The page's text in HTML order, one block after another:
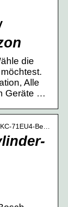
die
Alle
Geräte …
71EU4-Be…